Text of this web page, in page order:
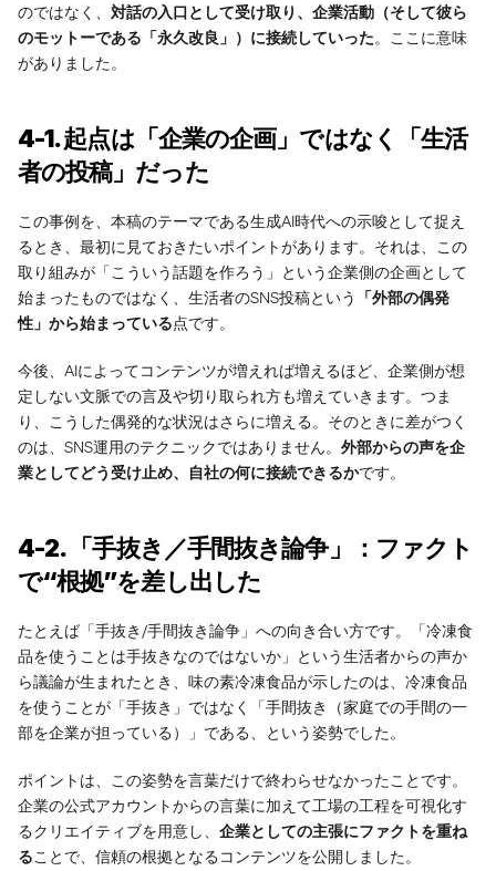
のではなく、 対話の入口として受け取り、企業活動（そして彼ら
のモットーである「永久改良」）に接続していった。ここに意味
がありました。
4-1. 起点は「企業の企画」ではなく「生活
者の投稿」だった
この事例を、本稿のテーマである生成AI時代への示唆として捉え
るとき、最初に見ておきたいポイントがあります。それは、この
取り組みが「こういう話題を作ろう」という企業側の企画として
始まったものではなく、生活者のSNS投稿という
「外部の偶発
性」から始まっている点です。
今後、AIによってコンテンツが増えれば増えるほど、企業側が想
定しない文脈での言及や切り取られ方も増えていきます。つま
り、こうした偶発的な状況はさらに増える。そのときに差がつく
のは、SNS運用のテクニックではありません。 外部からの声を企
業としてどう受け止め、自社の何に接続できるかです。
4-2. 「手抜き／手間抜き論争」：ファクト
で“根拠”を差し出した
たとえば「手抜き/手間抜き論争」への向き合い方です。「冷凍食
品を使うことは手抜きなのではないか」という生活者からの声か
ら議論が生まれたとき、味の素冷凍食品が示したのは、冷凍食品
を使うことが「手抜き」ではなく「手間抜き（家庭での手間の一
部を企業が担っている）」である、という姿勢でした。
ポイントは、この姿勢を言葉だけで終わらせなかったことです。
企業の公式アカウントからの言葉に加えて工場の工程を可視化す
るクリエイティブを用意し、 企業としての主張にファクトを重ね
ることで、信頼の根拠となるコンテンツを公開しました。
WORK
SERVICES
ABOUT
NEWS
CONTACT